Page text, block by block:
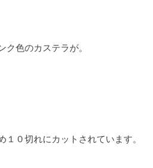
色のカステラが。
０切れにカットされています。